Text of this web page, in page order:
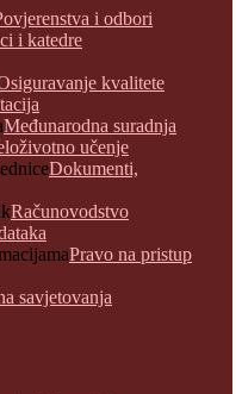
i odbori
i katedre
kvalitete
Međunarodna suradnja
učenje
Dokumenti,
Računovodstvo
Pravo na pristup
savjetovanja